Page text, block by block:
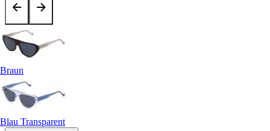
Braun
Blau Transparent